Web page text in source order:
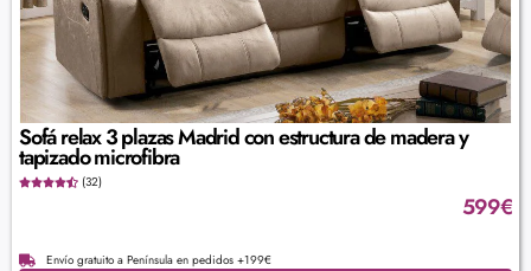
Sofá relax 3 plazas Madrid con estructura de madera y
tapizado microfibra
(32)
599€
Envío gratuito a Península en pedidos +199€